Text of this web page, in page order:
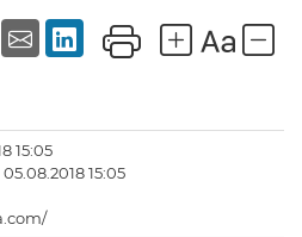
15:05
15:05